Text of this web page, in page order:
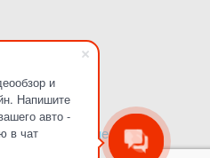
и
Напишите
авто -
в чатв Invite agency.